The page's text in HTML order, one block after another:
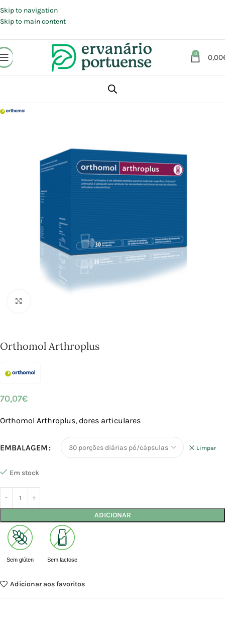
Skip to navigation
Skip to main content
0 0,00
Suplementos alimentares
Orthomol Arthroplus
70,07€
Orthomol Arthroplus, dores articulares
EMBALAGEM Limpar
Em stock
ADICIONAR
Sem glúten Sem lactose
Adicionar aos favoritos